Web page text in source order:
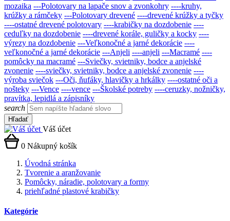
mozaika ---Polotovary na lapače snov a zvonkohry ----kruhy,
krúžky a rámčeky ---Polotovary drevené ----drevené krúžky a tyčky
----ostatné drevené polotovary ----krabičky na dozdobenie ----
ceduľky na dozdobenie ----drevené korále, guličky a kocky ----
výrezy na dozdobenie ---Veľkonočné a jarné dekorácie ----
veľkonočné a jarné dekorácie ---Anjeli ----anjeli ---Macramé ----
pomôcky na macramé ---Sviečky, svietniky, bodce a anjelské
zvonenie ----sviečky, svietniky, bodce a anjelské zvonenie ----
výroba sviečok ---Oči, ňufáky, hlavičky a hrkálky ----ostatné oči a
nošteky ---Vence ----vence ---Školské potreby ----ceruzky, nožničky,
pravítka, lepidlá a zápisníky
search
Hľadať
Váš účet
0 Nákupný košík
Úvodná stránka
Tvorenie a aranžovanie
Pomôcky, náradie, polotovary a formy
priehľadné plastové krabičky
Kategórie